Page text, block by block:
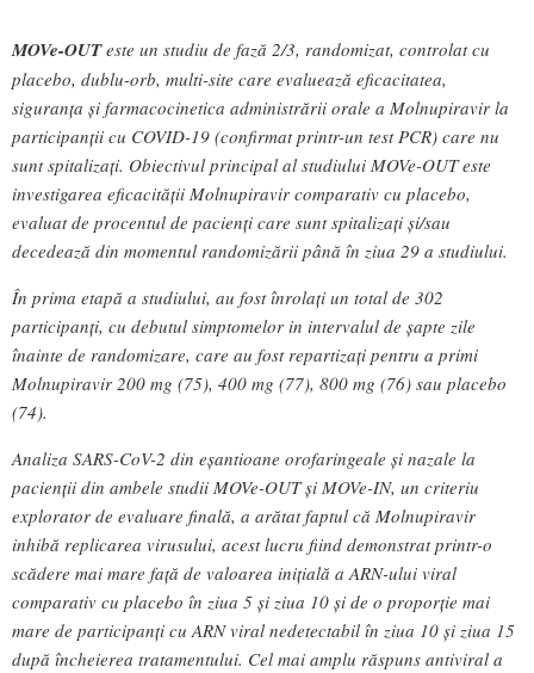
MOVe-OUTeste un studiu de fază 2/3, randomizat, controlat cu
placebo, dublu-orb, multi-site care evaluează eficacitatea,
siguranța și farmacocinetica administrării orale a Molnupiravir la
participanții cu COVID-19 (confirmat printr-un test PCR) care nu
sunt spitalizați. Obiectivul principal al studiului MOVe-OUT este
investigarea eficacității Molnupiravir comparativ cu placebo,
evaluat de procentul de pacienți care sunt spitalizați și/sau
decedează din momentul randomizării până în ziua 29 a studiului.
În prima etapă a studiului, au fost înrolați un total de 302
participanți, cu debutul simptomelor in intervalul de șapte zile
înainte de randomizare, care au fost repartizați pentru a primi
Molnupiravir 200 mg (75), 400 mg (77), 800 mg (76) sau placebo
(74).
Analiza SARS-CoV-2 din eșantioane orofaringeale și nazale la
pacienții din ambele studii MOVe-OUT și MOVe-IN, un criteriu
explorator de evaluare finală, a arătat faptul că Molnupiravir
inhibă replicarea virusului, acest lucru fiind demonstrat printr-o
scădere mai mare față de valoarea inițială a ARN-ului viral
comparativ cu placebo în ziua 5 și ziua 10 și de o proporție mai
mare de participanți cu ARN viral nedetectabil în ziua 10 și ziua 15
după încheierea tratamentului. Cel mai amplu răspuns antiviral a